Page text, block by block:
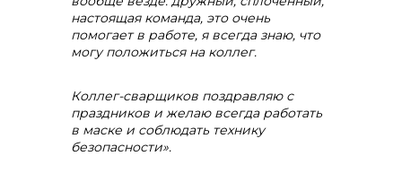
настоящая команда, это очень
помогает в работе, я всегда знаю, что
могу положиться на коллег.
Коллег-сварщиков поздравляю с
праздников и желаю всегда работать
в маске и соблюдать технику
безопасности».